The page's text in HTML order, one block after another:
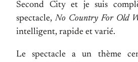
Second City et je suis
spectacle, No Country For Old
intelligent, rapide et varié.
Le spectacle a un thème